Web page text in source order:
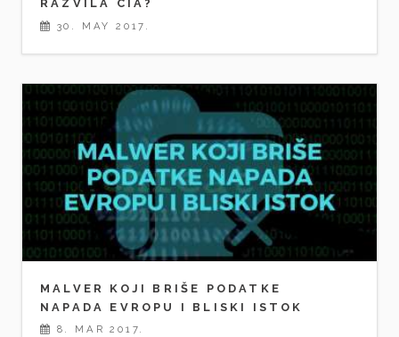
RAZVILA CIA?
30. MAY 2017.
MALVER KOJI BRIŠE PODATKE
NAPADA EVROPU I BLISKI ISTOK
8. MAR 2017.